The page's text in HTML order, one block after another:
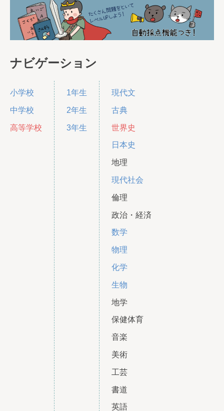
ナビゲーション
小学校
中学校
高等学校
1年生
2年生
3年生
現代文
古典
世界史
日本史
地理
現代社会
倫理
政治・経済
数学
物理
化学
生物
地学
保健体育
音楽
美術
工芸
書道
英語